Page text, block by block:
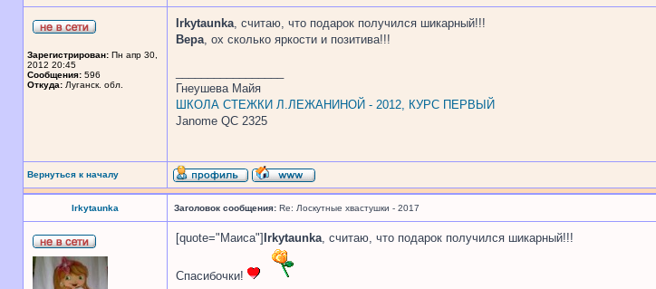
Зарегистрирован: Пн апр 30,
2012 20:45
Сообщения: 596
Откуда: Луганск. обл.
Irkytaunka, считаю, что подарок получился шикарный!!!
Вера, ох сколько яркости и позитива!!!
Гнеушева Майя
ШКОЛА СТЕЖКИ Л.ЛЕЖАНИНОЙ - 2012, КУРС ПЕРВЫЙ
Janome QC 2325
Вернуться к началу
Irkytaunka Заголовок сообщения: Re: Лоскутные хвастушки - 2017
[quote="Маиса"] Irkytaunka, считаю, что подарок получился шикарный!!!
Спасибочки!